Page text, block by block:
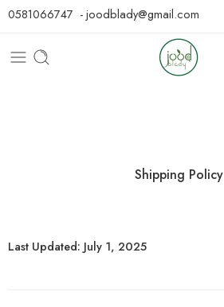
0581066747 - joodblady@gmail.com
Shipping Policy
Last Updated: July 1, 2025